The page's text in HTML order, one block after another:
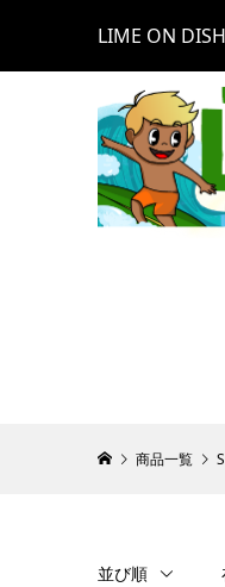
LIME ON
商品一覧
並び順